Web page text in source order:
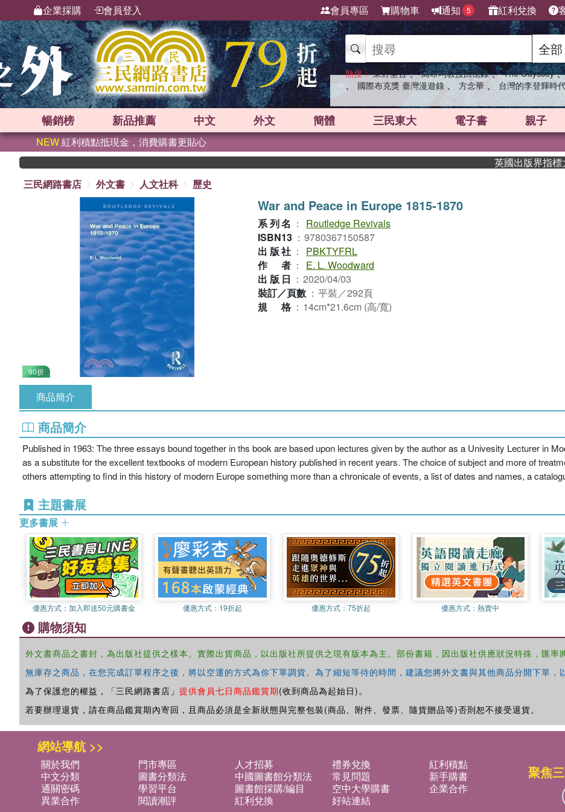
企業採購 會員登入 會員專區 購物車 通知 5 紅利兌換
熱搜： 東野圭吾 、 高希均教授回憶錄 、 The Odyssey
、 國際布克獎 臺灣漫遊錄 、 方念華 、 台灣的李登輝時
暢銷榜 新品推薦 中文 外文 簡體 三民東大 電子書 親子
NEW紅利積點抵現金，消費購書更貼心
英國出版界指標大
三民網路書店
外文書 人文社科 歷史
90折
War and Peace in Europe 1815-1870
系列名 ：
Routledge Revivals
ISBN13 ： 9780367150587
出版社 ：
PBKTYFRL
作者 ：
E. L. Woodward
出版日 ： 2020/04/03
裝訂／頁數 ： 平裝／292頁
規格 ： 14cm*21.6cm (高/寬)
商品簡介
商品簡介
Published in 1963: The three essays bound together in ths book are based upon lectures given by the author as a Univesity Lecturer in
as a substitute for the excellent textbooks of modern European history published in recent years. The choice of subject and more of
others attempting to find in this history of modern Europe something more than a chronicale of events, a list of dates and names, a
主題書展
更多書展
優惠方式： 加入即送50元購書金 優惠方式： 19折起 優惠方式：75折起 優惠方式： 熱賣中
購物須知
外文書商品之書封，為出版社提供之樣本。實際出貨商品，以出版社所提供之現有版本為主。部份書籍，因出版社供應狀況特殊，匯率
無庫存之商品，在您完成訂單程序之後，將以空運的方式為你下單調貨。為了縮短等待的時間，建議您將外文書與其他商品分開下單，
為了保護您的權益，「三民網路書店」 提供會員七日商品鑑賞期(收到商品為起始日)。
若要辦理退貨，請在商品鑑賞期內寄回，且商品必須是全新狀態與完整包裝(商品、附件、發票、隨貨贈品等)否則恕不接受退貨。
網站導航 >>
關於我們 門市專區 人才招募 禮券兌換
紅利積點
中文分類
圖書分類法 中國圖書館分類法 常見問題
新手購書
通關密碼
學習平台 圖書館採購/編目 空中大學購書
企業合作
異業合作
閱讀潮評 紅利兌換 好站連結
聚焦